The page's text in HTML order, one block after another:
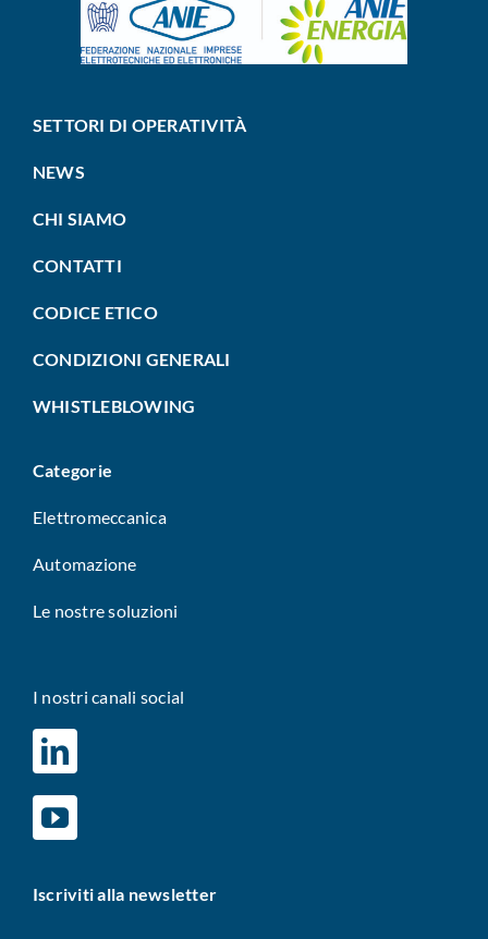
SETTORI DI OPERATIVITÀ
NEWS
CHI SIAMO
CONTATTI
CODICE ETICO
CONDIZIONI GENERALI
WHISTLEBLOWING
Categorie
Elettromeccanica
Automazione
Le nostre soluzioni
I nostri canali social
Iscriviti alla newsletter